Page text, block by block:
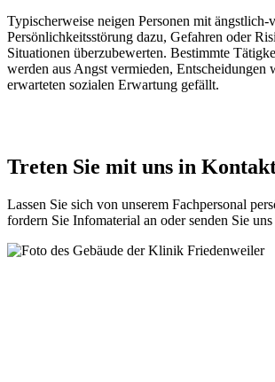
Typischerweise neigen Personen mit ängstlich-
Persönlichkeitsstörung dazu, Gefahren oder
Situationen überzubewerten. Bestimmte
werden aus Angst vermieden, Entscheidungen
erwarteten sozialen Erwartung gefällt.
Treten Sie mit uns in
Lassen Sie sich von unserem Fachpersonal
fordern Sie Infomaterial an oder senden Sie